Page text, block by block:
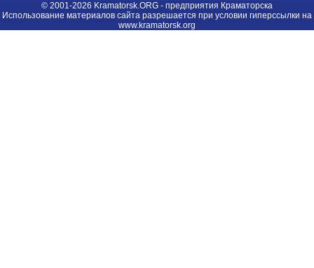
© 2001-2026 Kramatorsk.ORG - предприятия Краматорска
Использование материалов сайта разрешается при условии гиперссылки на
www.kramatorsk.org